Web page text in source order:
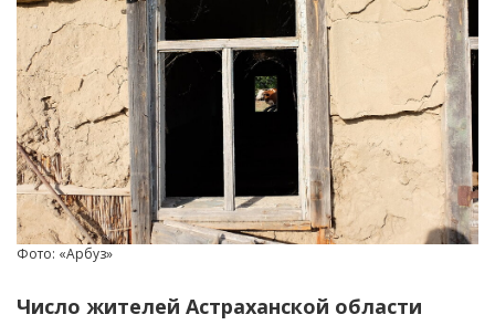
Фото: «Арбуз»
Число жителей Астраханской области